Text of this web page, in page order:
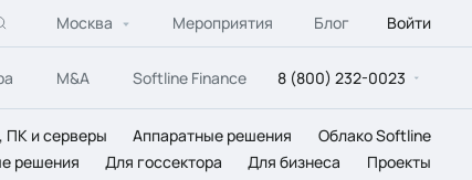
Москва Мероприятия Блог Войти
M&A Softline Finance 8 (800) 232-0023
ПК и серверы Аппаратные решения
Облако Softline
решения Для госсектора Для бизнеса Проекты